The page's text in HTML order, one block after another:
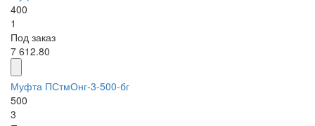
400
1
Под заказ
7 612.80
Муфта ПСтмОнг-3-500-бг
500
3